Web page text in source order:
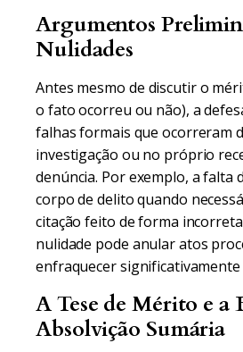
Argumentos
Nulidades
Antes mesmo de discutir o
o fato ocorreu ou não), a
falhas formais que ocorreram
investigação ou no próprio
denúncia. Por exemplo, a falta
corpo de delito quando
citação feito de forma
nulidade pode anular atos
enfraquecer significativamente
A Tese de Mérito e a
Absolvição Sumária